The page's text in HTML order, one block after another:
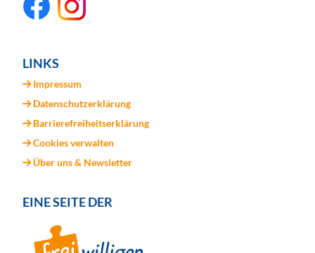
LINKS
Impressum
Datenschutzerklärung
Barrierefreiheitserklärung
Cookies verwalten
Über uns & Newsletter
EINE SEITE DER